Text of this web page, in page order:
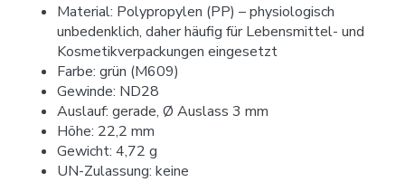
Material: Polypropylen (PP) – physiologisch
unbedenklich, daher häufig für Lebensmittel- und
Kosmetikverpackungen eingesetzt
Farbe: grün (M609)
Gewinde: ND28
Auslauf: gerade, Ø Auslass 3 mm
Höhe: 22,2 mm
Gewicht: 4,72 g
UN-Zulassung: keine